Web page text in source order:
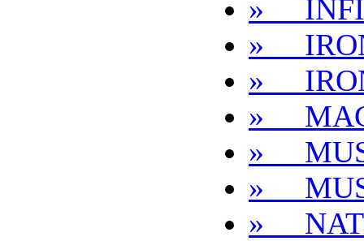
»
»
»
»
»
»
»